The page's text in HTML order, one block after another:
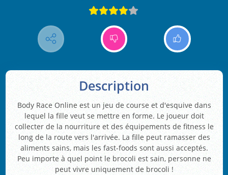
Description
Body Race Online est un jeu de course et d'esquive dans
lequel la fille veut se mettre en forme. Le joueur doit
collecter de la nourriture et des équipements de fitness le
long de la route vers l'arrivée. La fille peut ramasser des
aliments sains, mais les fast-foods sont aussi acceptés.
Peu importe à quel point le brocoli est sain, personne ne
peut vivre uniquement de brocoli !